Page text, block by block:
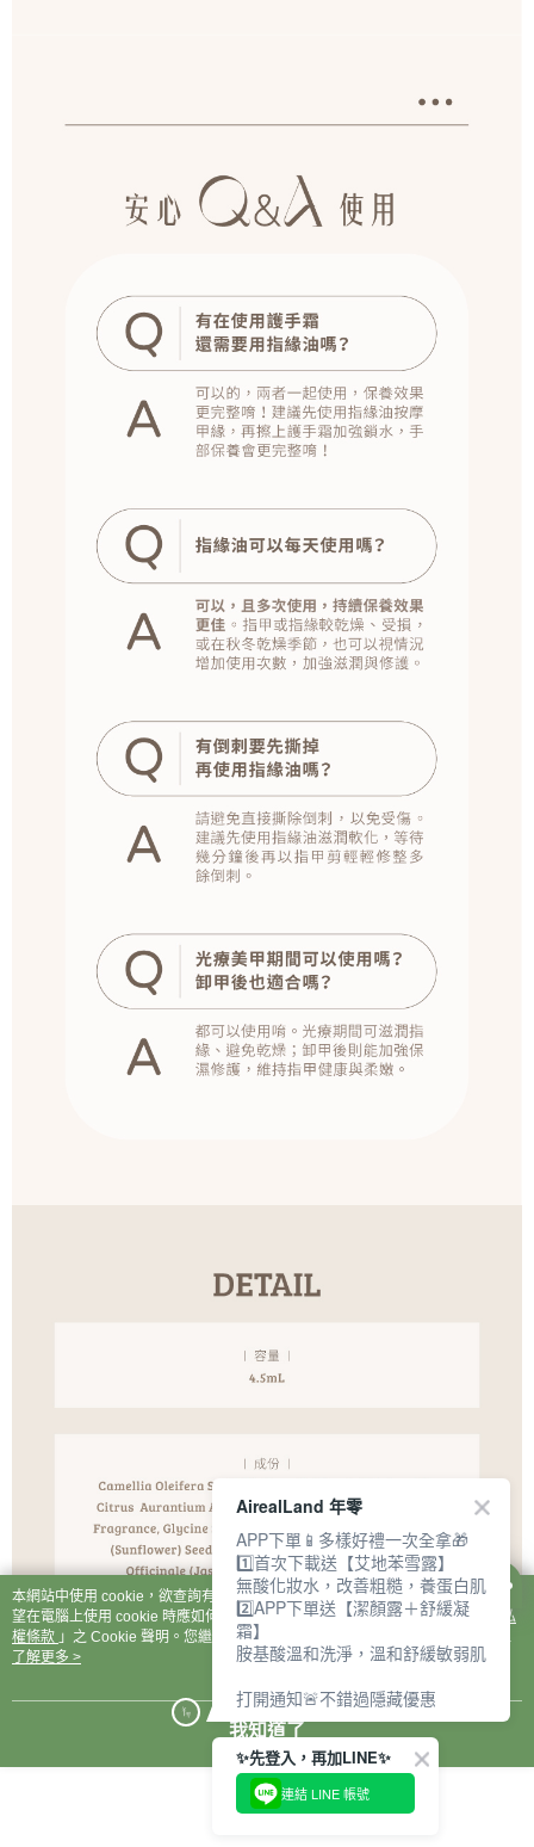
本網站中使用 cookie，欲查詢有關本網站使用 cookie 方式之詳情，及若您不希
望在電腦上使用 cookie 時應如何變更電腦的 cookie 設定，請參閱本網站「
隱私
權條款 」之 Cookie 聲明。您繼續使用本網站即表示您同意本公司得按本網站使
用條款之 Cookie 聲明使用 cookie。
了解更多 >
我知道了
AirealLand 年零
APP下單📱多樣好禮一次全拿🎁
1️⃣首次下載送【艾地苯雪露】
無酸化妝水，改善粗糙，養蛋白肌
2️⃣APP下單送【潔顏露＋舒緩凝
霜】
胺基酸溫和洗淨，溫和舒緩敏弱肌
打開通知🚨不錯過隱藏優惠
✨先登入，再加LINE✨
連結 LINE 帳號